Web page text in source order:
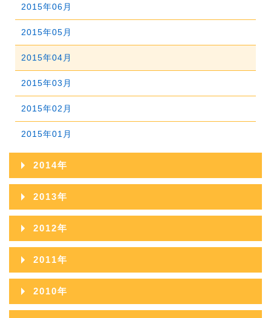
2019年01月
2018年02月
2018年01月
2017年03月
2017年02月
2017年01月
2015年06月
2015年05月
2015年04月
2015年03月
2015年02月
2015年01月
2014年
2014年12月
2014年11月
2014年10月
2014年09月
2014年08月
2013年
2013年12月
2013年11月
2013年10月
2013年09月
2012年
2012年12月
2012年11月
2012年10月
2011年
2011年12月
2011年11月
2010年